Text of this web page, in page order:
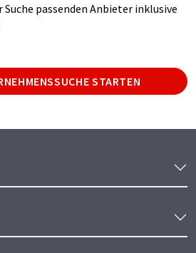
passenden Anbieter inklusive
STARTEN